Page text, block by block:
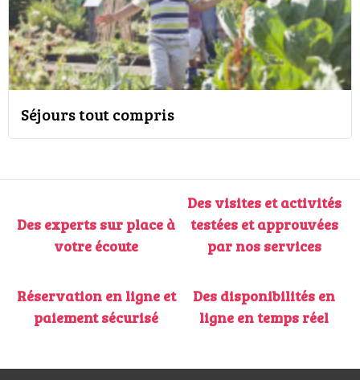
Séjours tout compris
Des experts sur place à
votre écoute
Des visites et activités
testées et approuvées
par nos services
Réservation en ligne et
paiement sécurisé
Des disponibilités en
ligne en temps réel